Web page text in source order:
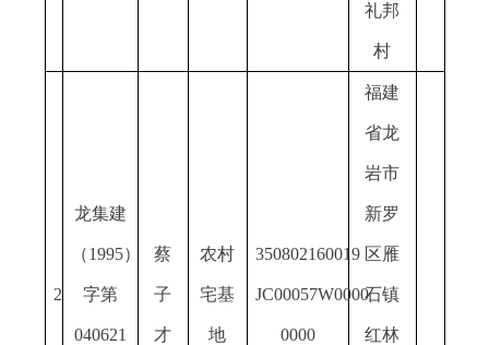
礼邦
村
2
龙集建
（1995）
字第
040621
蔡
子
才
农村
宅基
地
350802160019
JC00057W0000
0000
福建
省龙
岩市
新罗
区雁
石镇
红林